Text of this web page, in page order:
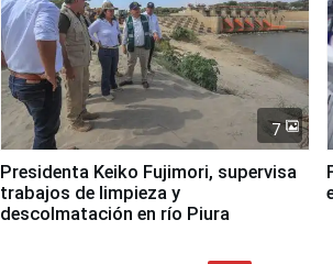
7
Presidenta Keiko Fujimori, supervisa
trabajos de limpieza y
descolmatación en río Piura